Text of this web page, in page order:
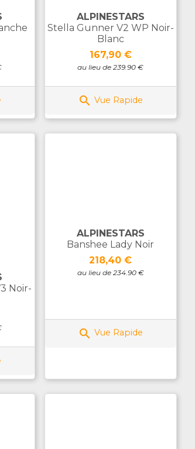
ALPINESTARS
Stella Gunner V2 WP Noir-
Blanc
Prix
167,90 €
au lieu de 239.90 €
 Vue Rapide
Noir-
ALPINESTARS
Banshee Lady Noir
Prix
218,40 €
au lieu de 234.90 €
 Vue Rapide